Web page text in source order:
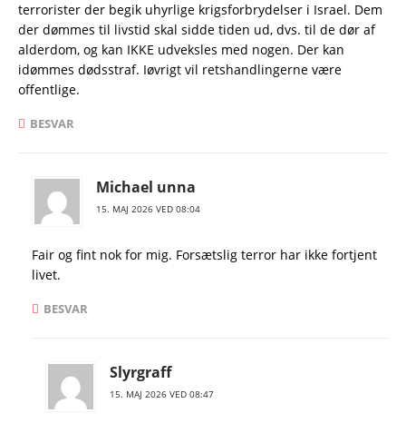
terrorister der begik uhyrlige krigsforbrydelser i Israel. Dem
der dømmes til livstid skal sidde tiden ud, dvs. til de dør af
alderdom, og kan IKKE udveksles med nogen. Der kan
idømmes dødsstraf. Iøvrigt vil retshandlingerne være
offentlige.
BESVAR
Michael unna
15. MAJ 2026 VED 08:04
Fair og fint nok for mig. Forsætslig terror har ikke fortjent
livet.
BESVAR
Slyrgraff
15. MAJ 2026 VED 08:47